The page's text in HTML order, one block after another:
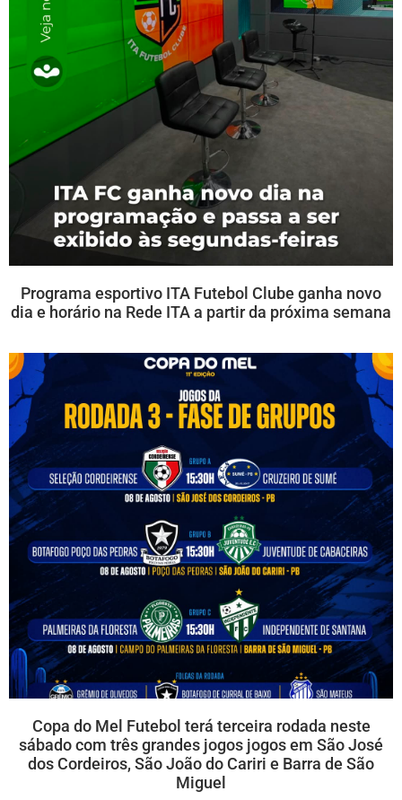
Programa esportivo ITA Futebol Clube ganha novo
dia e horário na Rede ITA a partir da próxima semana
Copa do Mel Futebol terá terceira rodada neste
sábado com três grandes jogos jogos em São José
dos Cordeiros, São João do Cariri e Barra de São
Miguel